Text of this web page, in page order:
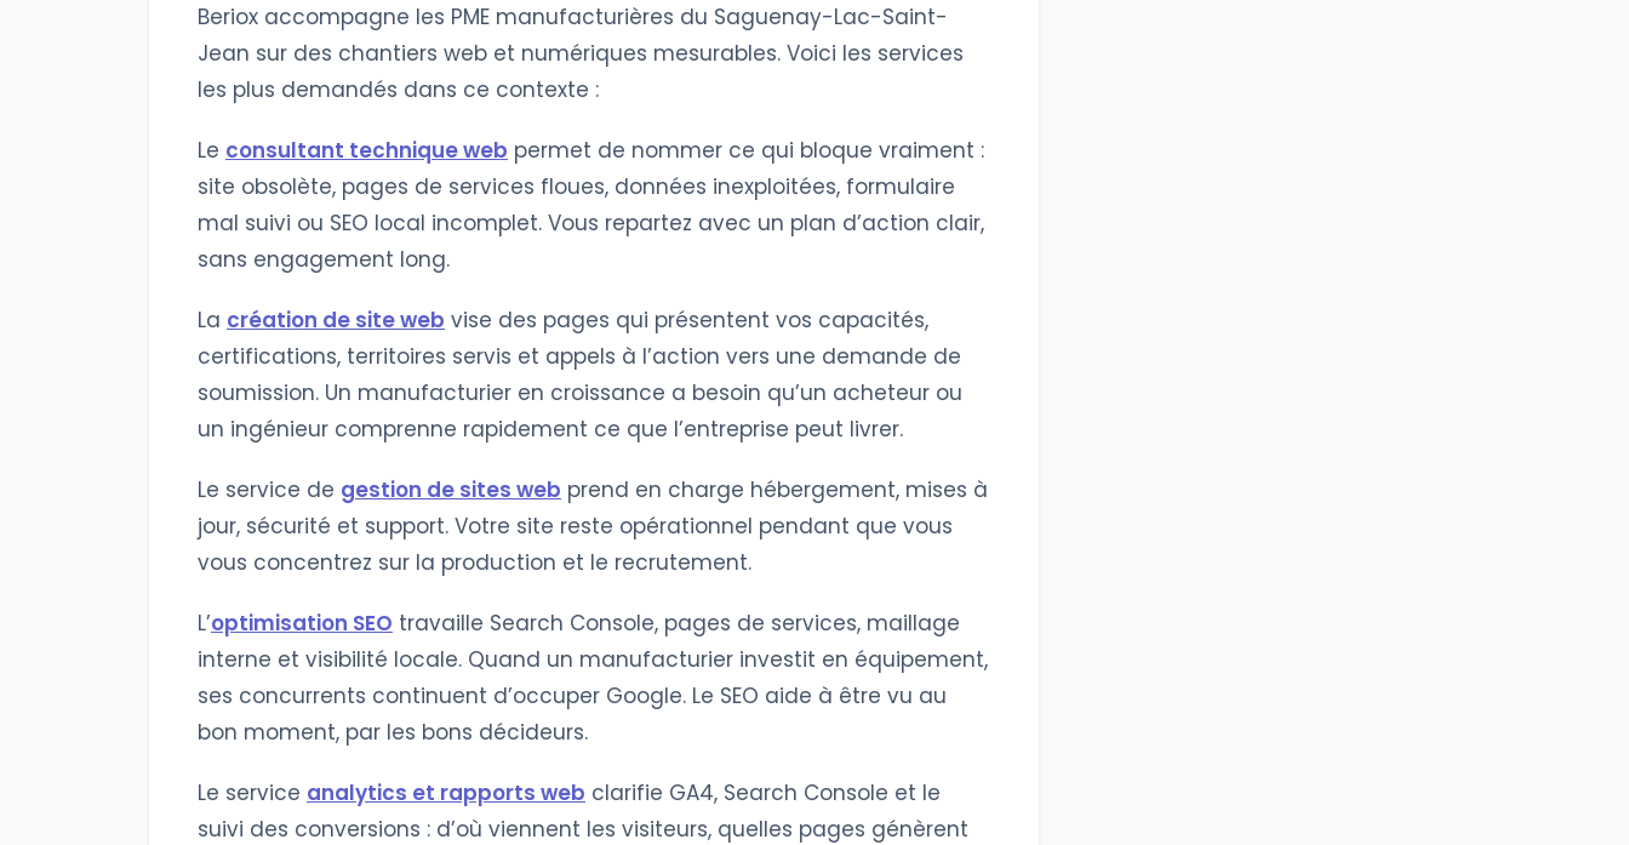
Beriox accompagne les PME manufacturières du Saguenay-Lac-Saint-
Jean sur des chantiers web et numériques mesurables. Voici les services
les plus demandés dans ce contexte :
Le consultant technique web permet de nommer ce qui bloque vraiment :
site obsolète, pages de services floues, données inexploitées, formulaire
mal suivi ou SEO local incomplet. Vous repartez avec un plan d’action clair,
sans engagement long.
La création de site web vise des pages qui présentent vos capacités,
certifications, territoires servis et appels à l’action vers une demande de
soumission. Un manufacturier en croissance a besoin qu’un acheteur ou
un ingénieur comprenne rapidement ce que l’entreprise peut livrer.
Le service de gestion de sites web prend en charge hébergement, mises à
jour, sécurité et support. Votre site reste opérationnel pendant que vous
vous concentrez sur la production et le recrutement.
L’optimisation SEO travaille Search Console, pages de services, maillage
interne et visibilité locale. Quand un manufacturier investit en équipement,
ses concurrents continuent d’occuper Google. Le SEO aide à être vu au
bon moment, par les bons décideurs.
Le service analytics et rapports web clarifie GA4, Search Console et le
suivi des conversions : d’où viennent les visiteurs, quelles pages génèrent